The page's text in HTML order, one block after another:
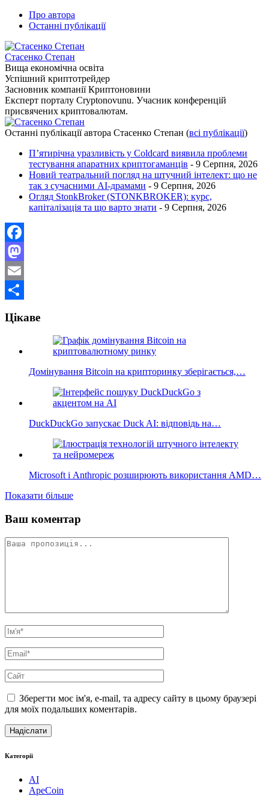
Про автора
Останні публікації
Стасенко Степан
Вища економічна освіта
Успішний криптотрейдер
Засновник компанії Криптоновини
Експерт порталу Cryptonovunu. Учасник конференцій
присвячених криптовалютам.
Останні публікації автора Стасенко Степан (всі публікації)
П’ятирічна уразливість у Coldcard виявила проблеми
тестування апаратних криптогаманців - 9 Серпня, 2026
Новий театральний погляд на штучний інтелект: що не
так з сучасними AI-драмами - 9 Серпня, 2026
Огляд StonkBroker (STONKBROKER): курс,
капіталізація та що варто знати - 9 Серпня, 2026
Facebook
Mastodon
Email
Цікаве
Домінування Bitcoin на крипторинку зберігається,…
DuckDuckGo запускає Duck AI: відповідь на…
Microsoft і Anthropic розширюють використання AMD…
Показати більше
Ваш коментар
Зберегти моє ім'я, e-mail, та адресу сайту в цьому браузері
для моїх подальших коментарів.
Категорії
AI
ApeCoin